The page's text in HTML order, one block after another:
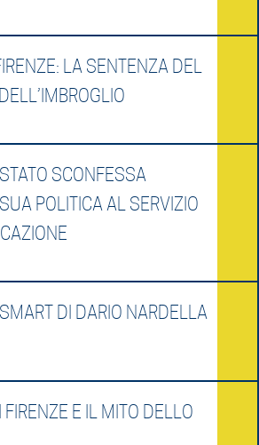
LA SENTENZA DEL
SCONFESSA
POLITICA AL SERVIZIO
DI DARIO NARDELLA
FIRENZE E IL MITO DELLO